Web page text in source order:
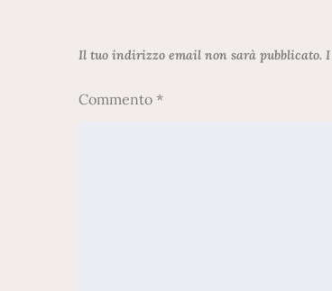
Il tuo indirizzo email non sarà pubblicato. I
Commento *